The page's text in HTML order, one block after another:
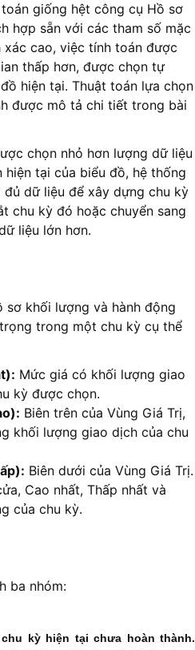
giống hệt công cụ Hồ sơ
hợp sẵn với các tham số mặc
cao, việc tính toán được
thấp hơn, được chọn tự
hiện tại. Thuật toán lựa chọn
được mô tả chi tiết trong bài
chọn nhỏ hơn lượng dữ liệu
tại của biểu đồ, hệ thống
đủ dữ liệu để xây dựng chu kỳ
chu kỳ đó hoặc chuyển sang
liệu lớn hơn.
sơ khối lượng và hành động
trong một chu kỳ cụ thể
Mức giá có khối lượng giao
kỳ được chọn.
Biên trên của Vùng Giá Trị,
khối lượng giao dịch của chu
Biên dưới của Vùng Giá Trị.
Cao nhất, Thấp nhất và
của chu kỳ.
ba nhóm:
kỳ hiện tại chưa hoàn thành.